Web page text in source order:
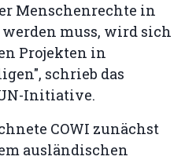
Menschenrechte in
werden muss, wird sich
Projekten in
schrieb das
Initiative.
COWI zunächst
ausländischen